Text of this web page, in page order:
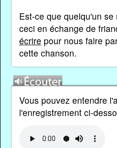
Est-ce que quelqu'un
ceci en échange de
écrire pour nous faire
cette chanson.
Vous pouvez entendre
l'enregistrement ci-